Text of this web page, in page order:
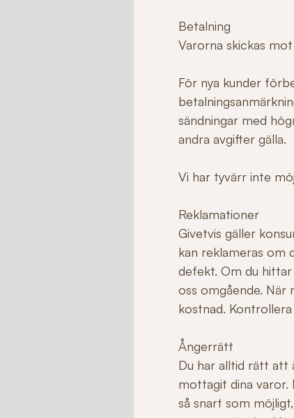
Betalning
Varorna skickas
För nya kunder
sändningar med
andra avgifter gälla.
Vi har tyvärr inte
Reklamationer
Givetvis gäller
kan reklameras om
defekt. Om du
oss omgående. När
kostnad.
Ångerrätt
Du har alltid rätt att
mottagit dina varor.
så snart som